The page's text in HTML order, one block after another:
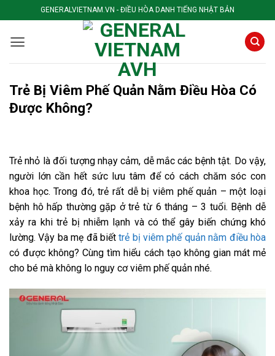
to
content
GENERALVIETNAM.VN - ĐIỀU HÒA DANH TIẾNG NHẬT BẢN
Trẻ Bị Viêm Phế Quản Nằm Điều Hòa Có
Được Không?
Trẻ nhỏ là đối tượng nhạy cảm, dễ mắc các bệnh tật. Do vậy,
người lớn cần hết sức lưu tâm để có cách chăm sóc con
khoa học. Trong đó, trẻ rất dễ bị viêm phế quản – một loại
bệnh hô hấp thường gặp ở trẻ từ 6 tháng – 3 tuổi. Bệnh dễ
xảy ra khi trẻ bị nhiễm lạnh và có thể gây biến chứng khó
lường. Vậy ba mẹ đã biếttrẻ bị viêm phế quản nằm điều hòa
có được không? Cùng tìm hiểu cách tạo không gian mát mẻ
cho bé mà không lo nguy cơ viêm phế quản nhé.